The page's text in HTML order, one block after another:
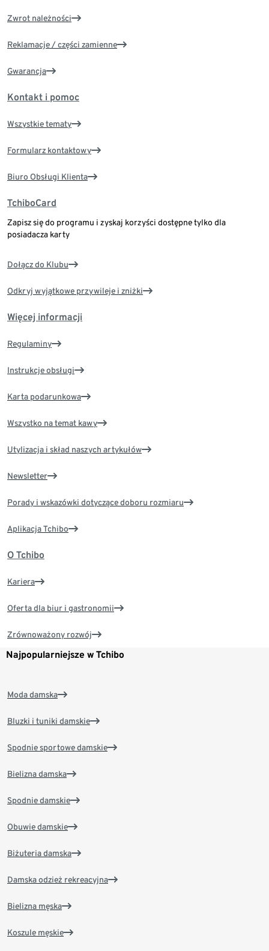
Zwrot należności
Reklamacje / części zamienne
Gwarancja
Kontakt i pomoc
Wszystkie tematy
Formularz kontaktowy
Biuro Obsługi Klienta
TchiboCard
Zapisz się do programu i zyskaj korzyści dostępne tylko dla
posiadacza karty
Dołącz do Klubu
Odkryj wyjątkowe przywileje i zniżki
Więcej informacji
Regulaminy
Instrukcje obsługi
Karta podarunkowa
Wszystko na temat kawy
Utylizacja i skład naszych artykułów
Newsletter
Porady i wskazówki dotyczące doboru rozmiaru
Aplikacja Tchibo
O Tchibo
Kariera
Oferta dla biur i gastronomii
Zrównoważony rozwój
Najpopularniejsze w Tchibo
Moda damska
Bluzki i tuniki damskie
Spodnie sportowe damskie
Bielizna damska
Spodnie damskie
Obuwie damskie
Biżuteria damska
Damska odzież rekreacyjna
Bielizna męska
Koszule męskie